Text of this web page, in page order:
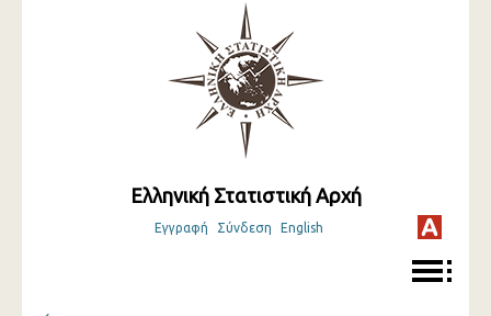
Ελληνική Στατιστική Αρχή
Εγγραφή Σύνδεση English